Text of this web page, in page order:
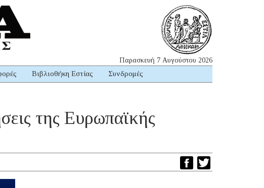
Παρασκευή 7 Αυγούστου 2026
Βιβλιοθήκη Εστίας Συνδρομές
της Ευρωπαϊκής